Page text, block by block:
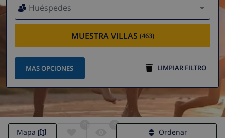
Huéspedes
MUESTRA VILLAS (463)
MAS OPCIONES LIMPIAR FILTRO
Mapa Ordenar